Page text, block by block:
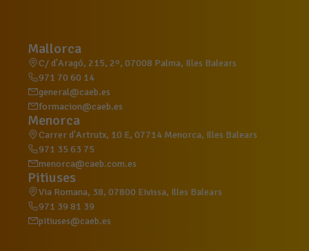
Mallorca
C/ d'Aragó, 215, 2º, 07008 Palma, Illes Balears
971 70 60 14
general@caeb.es
formacion@caeb.es
Menorca
Carrer d'Artrutx, 10 E, 07714 Menorca, Illes Balears
971 35 63 75
menorca@caeb.com.es
Pitiuses
Via Romana, 38, 07800 Eivissa, Illes Balears
971 39 81 39
pitiuses@caeb.es